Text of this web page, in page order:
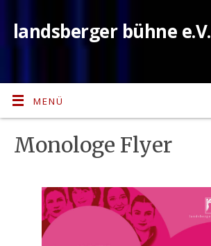
landsberger bühne e.V.
MENÜ
Monologe Flyer